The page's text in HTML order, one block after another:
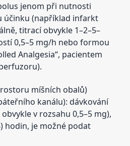
jenom při nutnosti
účinku (například infarkt
titrací obvykle 1–2–5–
0,5–5 mg/h nebo formou
Analgesia“, pacientem
míšních obalů)
kanálu): dávkování
v rozsahu 0,5–5 mg),
hodin, je možné podat